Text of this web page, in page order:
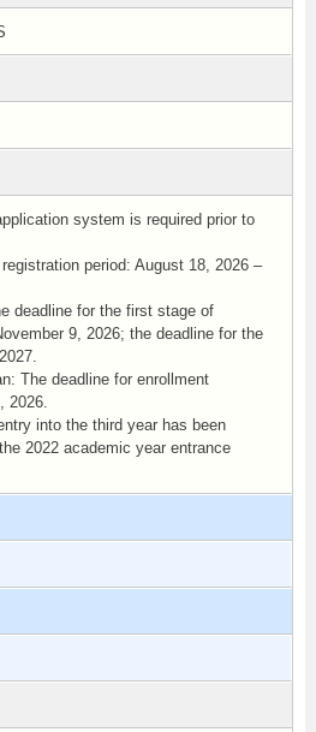
system is required prior to
period: August 18, 2026 –
deadline for the first stage of
9, 2026; the deadline for the
The deadline for enrollment
2026.
into the third year has been
2022 academic year entrance